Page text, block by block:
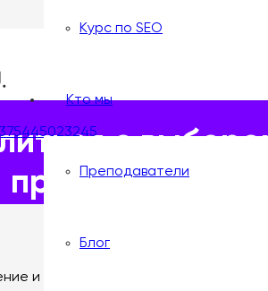
Курс по SEO
Кто мы
Преподаватели
Блог
с
и саморазвитие играют важную